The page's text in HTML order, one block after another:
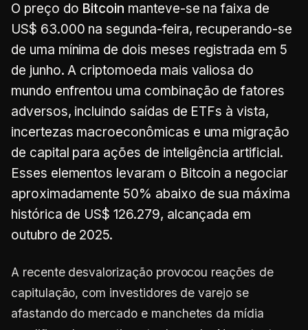
O preço do Bitcoin manteve-se na faixa de
US$ 63.000 na segunda-feira, recuperando-se
de uma mínima de dois meses registrada em 5
de junho. A criptomoeda mais valiosa do
mundo enfrentou uma combinação de fatores
adversos, incluindo saídas de ETFs à vista,
incertezas macroeconômicas e uma migração
de capital para ações de inteligência artificial.
Esses elementos levaram o Bitcoin a negociar
aproximadamente 50% abaixo de sua máxima
histórica de US$ 126.279, alcançada em
outubro de 2025.
A recente desvalorização provocou reações de
capitulação, com investidores de varejo se
afastando do mercado e manchetes da mídia